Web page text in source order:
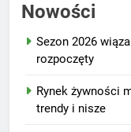
Nowości
Sezon 2026
rozpoczęty
Rynek żywności
trendy i nisze